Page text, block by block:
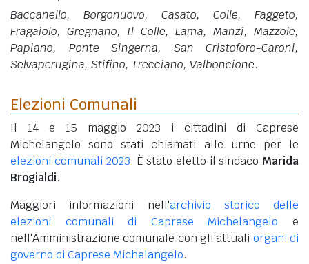
Baccanello, Borgonuovo, Casato, Colle, Faggeto,
Fragaiolo, Gregnano, Il Colle, Lama, Manzi, Mazzole,
Papiano, Ponte Singerna, San Cristoforo-Caroni,
Selvaperugina, Stifino, Trecciano, Valboncione.
Elezioni Comunali
Il 14 e 15 maggio 2023 i cittadini di Caprese
Michelangelo sono stati chiamati alle urne per le
elezioni comunali 2023. È stato eletto il sindaco Marida
Brogialdi.
Maggiori informazioni nell'archivio storico delle
elezioni comunali di Caprese Michelangelo e
nell'Amministrazione comunale con gli attuali organi di
governo di Caprese Michelangelo.